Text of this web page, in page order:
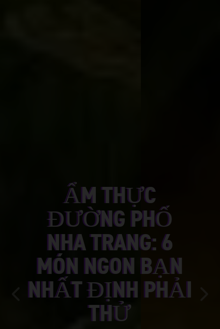
Previous
ẨM THỰC
ĐƯỜNG PHỐ
NHA TRANG: 6
MÓN NGON BẠN
NHẤT ĐỊNH PHẢI
THỬ